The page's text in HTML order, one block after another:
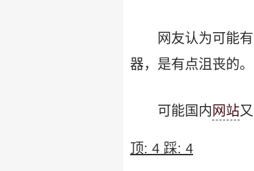
网友认为可能
器，是有点沮丧的。
可能国内 网站
顶: 4 踩: 4